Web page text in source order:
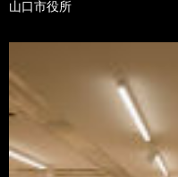
山口市役所